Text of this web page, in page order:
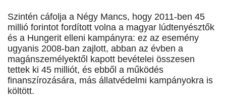
Szintén cáfolja a Négy Mancs, hogy 2011-ben 45
millió forintot fordított volna a magyar lúdtenyésztők
és a Hungerit elleni kampányra: ez az esemény
ugyanis 2008-ban zajlott, abban az évben a
magánszemélyektől kapott bevételei összesen
tettek ki 45 milliót, és ebből a működés
finanszírozására, más állatvédelmi kampányokra is
költött.